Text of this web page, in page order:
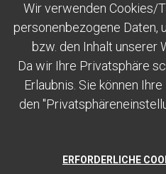
Wir verwenden Cookies/
personenbezogene Daten,
bzw. den Inhalt unserer
Da wir Ihre Privatsphäre
Erlaubnis. Sie können
den
ERFORDERLICHE
RECHTLICHES